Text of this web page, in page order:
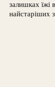
залишках їжі
найстаріших